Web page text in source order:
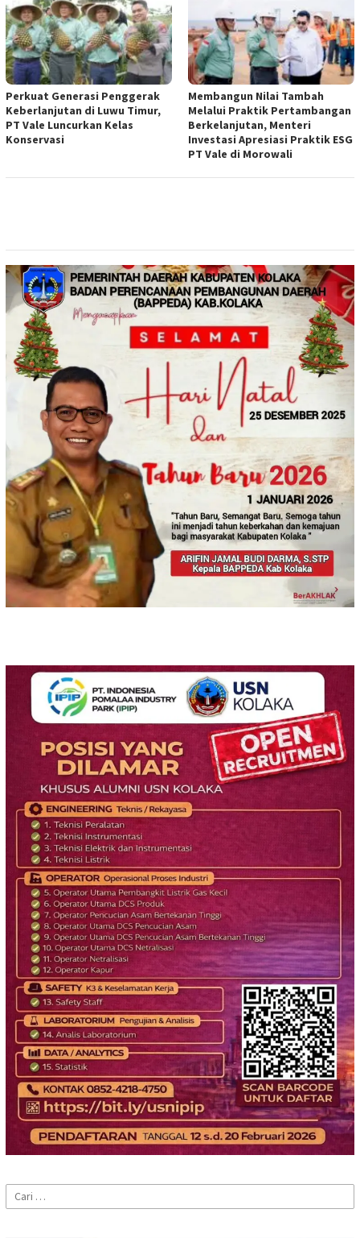
Perkuat Generasi Penggerak
Keberlanjutan di Luwu Timur,
PT Vale Luncurkan Kelas
Konservasi
Membangun Nilai Tambah
Melalui Praktik Pertambangan
Berkelanjutan, Menteri
Investasi Apresiasi Praktik ESG
PT Vale di Morowali
Cari
untuk: